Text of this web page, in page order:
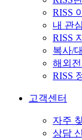
RISS
내 관
RISS
복사/
해외
RISS
고객센터
자주
상담